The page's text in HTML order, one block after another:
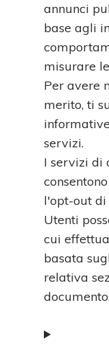
annunci
base agli
misurare
Per avere
merito, ti
servizi.
I servizi di
l'opt-out di
Utenti
cui
basata
relativa